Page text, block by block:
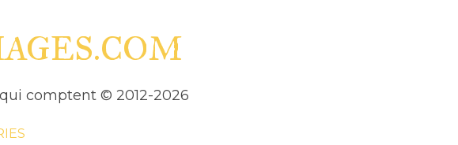
comptent © 2012-2026